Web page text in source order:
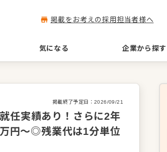
掲載をお考えの採用担当者様へ
気になる 企業から探す
掲載終了予定日： 2026/09/21
任実績あり！さらに2年
円～◎残業代は1分単位